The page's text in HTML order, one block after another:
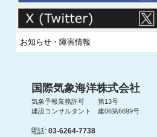
お知らせ・障害情報
国際気象海洋株式会社
気象予報業務許可 第13号
建設コンサルタント 建06第6699号
電話: 03-6264-7738